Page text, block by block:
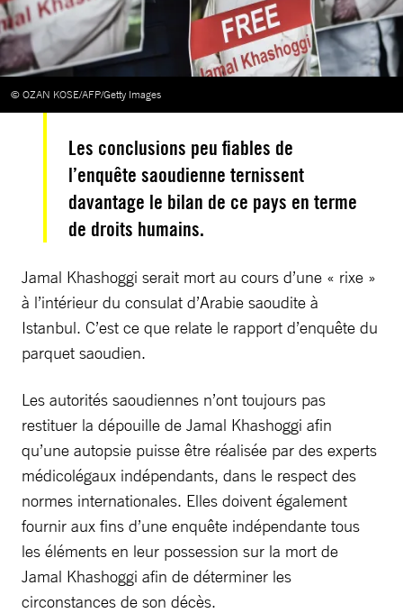
© OZAN KOSE/AFP/Getty Images
Les conclusions peu fiables de
l’enquête saoudienne ternissent
davantage le bilan de ce pays en terme
de droits humains.
Jamal Khashoggi serait mort au cours d’une « rixe »
à l’intérieur du consulat d’Arabie saoudite à
Istanbul. C’est ce que relate le rapport d’enquête du
parquet saoudien.
Les autorités saoudiennes n’ont toujours pas
restituer la dépouille de Jamal Khashoggi afin
qu’une autopsie puisse être réalisée par des experts
médicolégaux indépendants, dans le respect des
normes internationales. Elles doivent également
fournir aux fins d’une enquête indépendante tous
les éléments en leur possession sur la mort de
Jamal Khashoggi afin de déterminer les
circonstances de son décès.